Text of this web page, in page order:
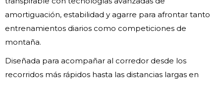
amortiguación, estabilidad y agarre para afrontar tanto
entrenamientos diarios como competiciones de
montaña.
Diseñada para acompañar al corredor desde los
recorridos más rápidos hasta las distancias largas en